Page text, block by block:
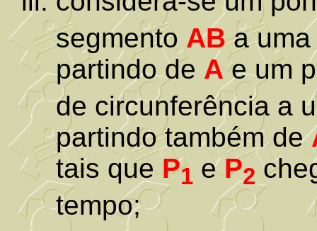
segmento ABa uma
partindo de Ae um
de circunferência a
partindo também de
tais que P1 eP2
tempo;